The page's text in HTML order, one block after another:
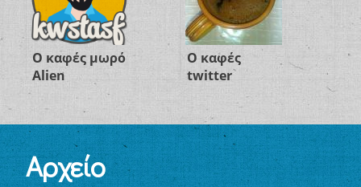
Ο καφές μωρό
Alien
Ο καφές
twitter
Αρχείο